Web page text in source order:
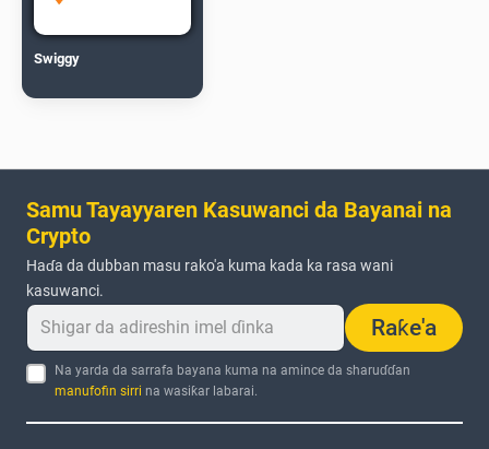
Swiggy
Samu Tayayyaren Kasuwanci da Bayanai na
Crypto
Haɗa da dubban masu rako'a kuma kada ka rasa wani
kasuwanci.
Raƙe'a
Na yarda da sarrafa bayana kuma na amince da sharuɗɗan
manufofin sirri na wasiƙar labarai.